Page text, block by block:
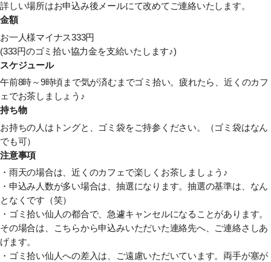
詳しい場所はお申込み後メールにて改めてご連絡いたします。
金額
お一人様マイナス333円
(333円のゴミ拾い協力金を支給いたします♪)
スケジュール
午前8時～9時頃まで気が済むまでゴミ拾い。疲れたら、近くのカフ
ェでお茶しましょう♪
持ち物
お持ちの人はトングと、ゴミ袋をご持参ください。（ゴミ袋はなん
でも可）
注意事項
・雨天の場合は、近くのカフェで楽しくお茶しましょう♪
・申込み人数が多い場合は、抽選になります。抽選の基準は、なん
となくです（笑）
・ゴミ拾い仙人の都合で、急遽キャンセルになることがあります。
その場合は、こちらから申込みいただいた連絡先へ、ご連絡さしあ
げます。
・ゴミ拾い仙人への差入は、ご遠慮いただいています。両手が塞が